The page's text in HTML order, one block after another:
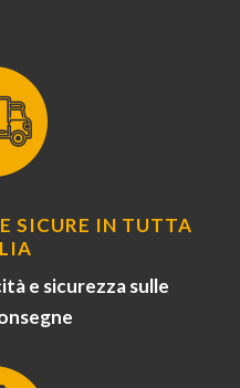
SICURE IN TUTTA
e sicurezza sulle